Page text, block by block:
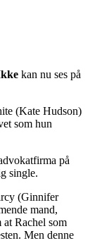
kan nu ses på
(Kate Hudson)
som hun
på
single.
(Ginnifer
mand,
Rachel som
Men denne